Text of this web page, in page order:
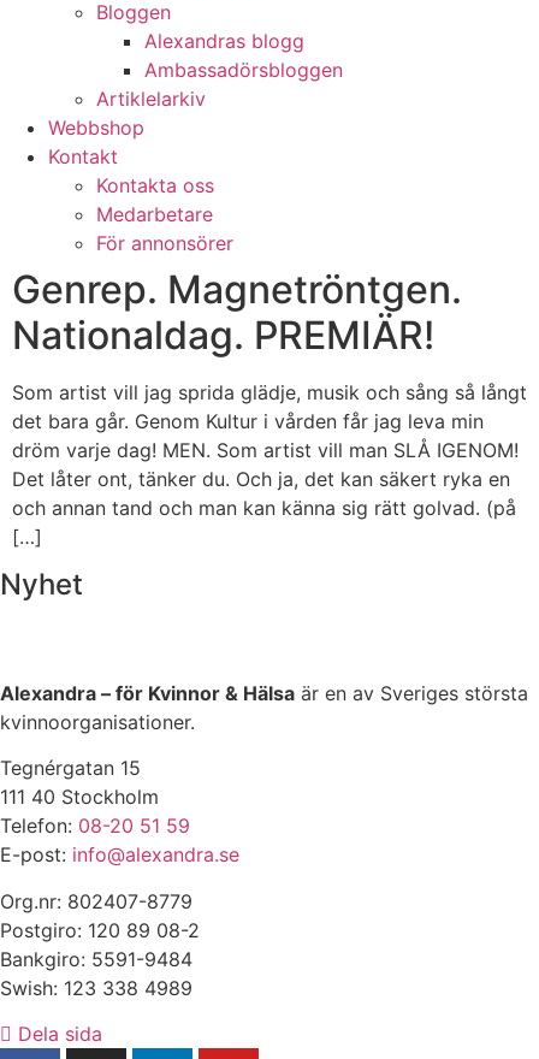
Bloggen
Alexandras blogg
Ambassadörsbloggen
Artiklelarkiv
Webbshop
Kontakt
Kontakta oss
Medarbetare
För annonsörer
Genrep. Magnetröntgen.
Nationaldag. PREMIÄR!
Som artist vill jag sprida glädje, musik och sång så långt
det bara går. Genom Kultur i vården får jag leva min
dröm varje dag! MEN. Som artist vill man SLÅ IGENOM!
Det låter ont, tänker du. Och ja, det kan säkert ryka en
och annan tand och man kan känna sig rätt golvad. (på
[…]
Nyhet
Alexandra – för Kvinnor & Hälsa är en av Sveriges största
kvinnoorganisationer.
Tegnérgatan 15
111 40 Stockholm
Telefon: 08-20 51 59
E-post: info@alexandra.se
Org.nr: 802407-8779
Postgiro: 120 89 08-2
Bankgiro: 5591-9484
Swish: 123 338 4989
Dela sida